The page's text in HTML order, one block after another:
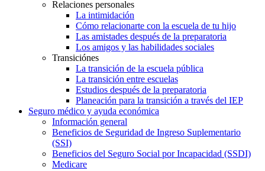
Relaciones personales
La intimidación
Cómo relacionarte con la escuela de tu hijo
Las amistades después de la preparatoria
Los amigos y las habilidades sociales
Transiciónes
La transición de la escuela pública
La transición entre escuelas
Estudios después de la preparatoria
Planeación para la transición a través del IEP
Seguro médico y ayuda económica
Información general
Beneficios de Seguridad de Ingreso Suplementario
(SSI)
Beneficios del Seguro Social por Incapacidad (SSDI)
Medicare